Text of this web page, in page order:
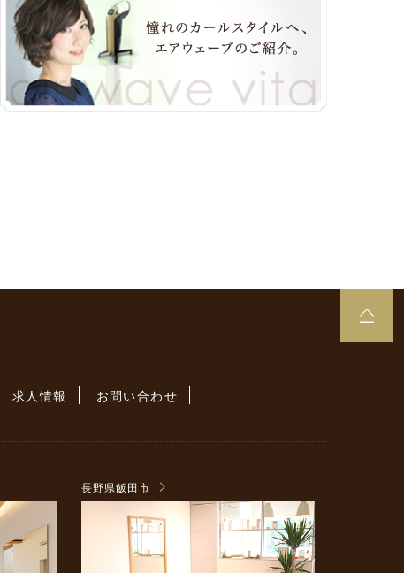
求人情報 お問い合わせ
長野県飯田市